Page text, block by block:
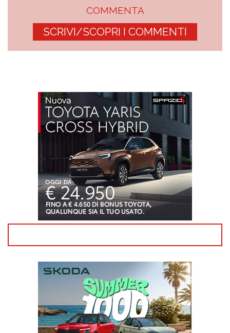
COMMENTA
SCRIVI/SCOPRI I COMMENTI